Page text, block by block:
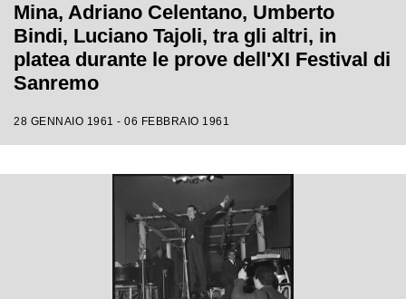
Mina, Adriano Celentano, Umberto
Bindi, Luciano Tajoli, tra gli altri, in
platea durante le prove dell'XI Festival di
Sanremo
28 GENNAIO 1961 - 06 FEBBRAIO 1961